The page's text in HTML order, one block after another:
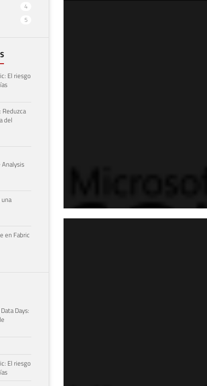
4
5
El riesgo
del
en Fabric
Days:
El riesgo
SQL Server -
Agent via linea
Cómo listar